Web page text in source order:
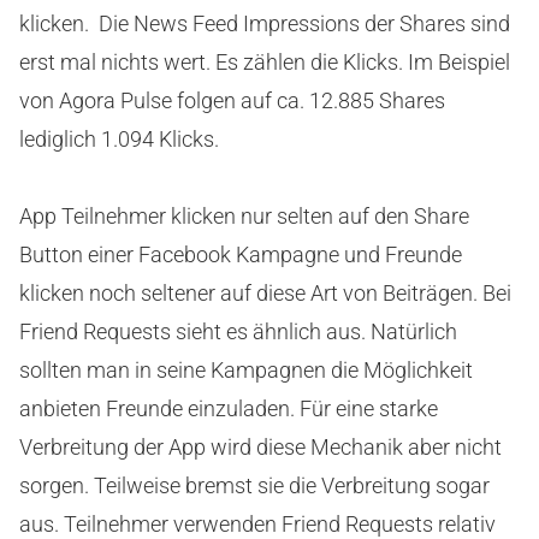
klicken. Die News Feed Impressions der Shares sind
erst mal nichts wert. Es zählen die Klicks. Im Beispiel
von Agora Pulse folgen auf ca. 12.885 Shares
lediglich 1.094 Klicks.
App Teilnehmer klicken nur selten auf den Share
Button einer Facebook Kampagne und Freunde
klicken noch seltener auf diese Art von Beiträgen. Bei
Friend Requests sieht es ähnlich aus. Natürlich
sollten man in seine Kampagnen die Möglichkeit
anbieten Freunde einzuladen. Für eine starke
Verbreitung der App wird diese Mechanik aber nicht
sorgen. Teilweise bremst sie die Verbreitung sogar
aus. Teilnehmer verwenden Friend Requests relativ